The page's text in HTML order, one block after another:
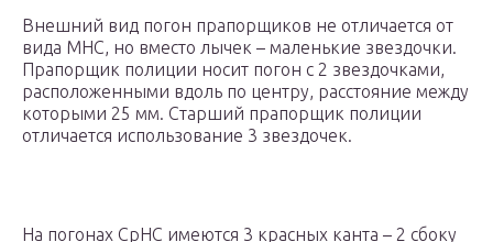
Внешний вид погон прапорщиков не отличается от
вида МНС, но вместо лычек – маленькие звездочки.
Прапорщик полиции носит погон с 2 звездочками,
расположенными вдоль по центру, расстояние между
которыми 25 мм. Старший прапорщик полиции
отличается использование 3 звездочек.
На погонах СрНС имеются 3 красных канта – 2 сбоку